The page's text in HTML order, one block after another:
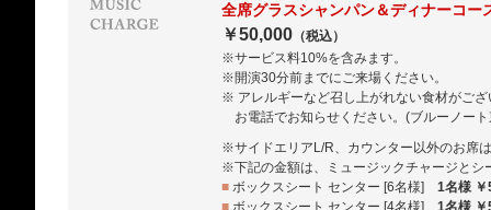
全席グラスシャンパン＆ディナーコー
￥50,000 （税込）
※サービス料10%を含みます。
※開演30分前までにご来場ください。
※ アレルギーなど召し上がれない食材がご
お電話でお知らせください。(ブルーノー
※サイドエリアL/R、カウンター以外のお席
※下記の金額は、ミュージックチャージとシ
■ ボックスシート センター [6名様] 1名様
■ ボックスシート センター [4名様] 1名様